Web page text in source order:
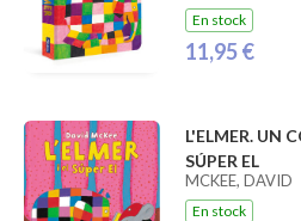
En stock
11,95 €
L'ELMER. UN
SÚPER EL
MCKEE, DAVID
En stock